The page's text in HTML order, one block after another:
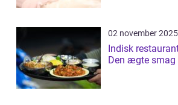
02 november 2025
Indisk
Den ægte smag